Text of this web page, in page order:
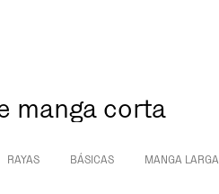
manga corta
RAYAS BÁSICAS MANGA LARGA